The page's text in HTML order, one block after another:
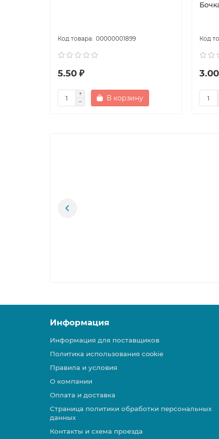
00000001899
5.50 ₽
В корзину
Информация
Информация для поставщиков
Политика использования cookie
Правила и условия
О компании
Оплата и доставка
Страница политики обработки персональных
данных
Контакты и схема проезда